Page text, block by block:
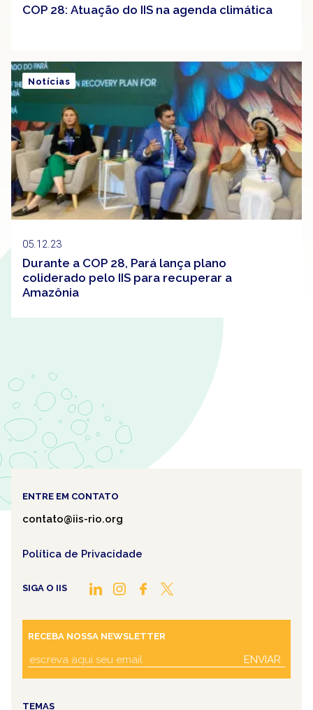
COP 28: Atuação do IIS na agenda climática
05.12.23
Durante a COP 28, Pará lança plano
coliderado pelo IIS para recuperar a
Amazônia
Notícias
ENTRE EM CONTATO
contato@iis-rio.org
Política de Privacidade
SIGA O IIS
RECEBA NOSSA NEWSLETTER
ENVIAR
TEMAS